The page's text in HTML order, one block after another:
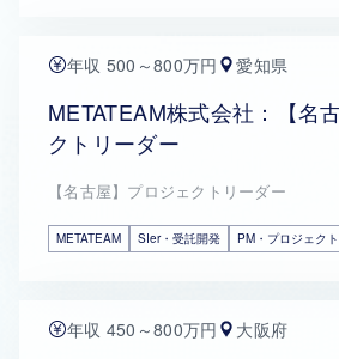
年収 500～800万円 愛知県
METATEAM株式会社：【名
クトリーダー
【名古屋】プロジェクトリーダー
METATEAM SIer・受託開発 PM・プロジェク
年収 450～800万円 大阪府